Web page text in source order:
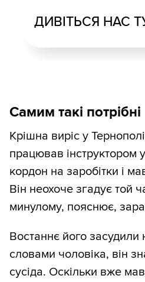
ДИВІТЬСЯ НАС
Самим такі потрібні
Крішна виріс у
працював інструктором
кордон на заробітки і
Він неохоче згадує той
минулому, пояснює,
Востаннє його засудили
словами чоловіка, він
сусіда. Оскільки вже